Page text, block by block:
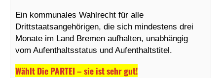
Ein kommunales Wahlrecht für alle
Drittstaatsangehörigen, die sich mindestens drei
Monate im Land Bremen aufhalten, unabhängig
vom Aufenthaltsstatus und Aufenthaltstitel.
Wählt Die PARTEI – sie ist sehr gut!